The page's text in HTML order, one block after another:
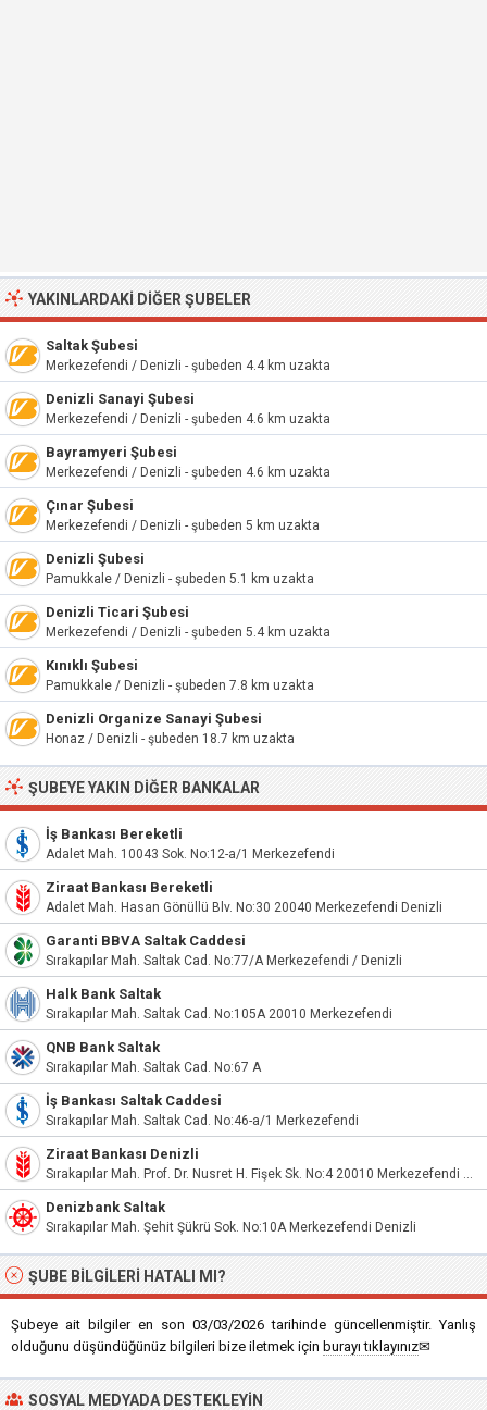
YAKINLARDAKI DIĞER ŞUBELER
Saltak Şubesi
Merkezefendi / Denizli - şubeden 4.4 km uzakta
Denizli Sanayi Şubesi
Merkezefendi / Denizli - şubeden 4.6 km uzakta
Bayramyeri Şubesi
Merkezefendi / Denizli - şubeden 4.6 km uzakta
Çınar Şubesi
Merkezefendi / Denizli - şubeden 5 km uzakta
Denizli Şubesi
Pamukkale / Denizli - şubeden 5.1 km uzakta
Denizli Ticari Şubesi
Merkezefendi / Denizli - şubeden 5.4 km uzakta
Kınıklı Şubesi
Pamukkale / Denizli - şubeden 7.8 km uzakta
Denizli Organize Sanayi Şubesi
Honaz / Denizli - şubeden 18.7 km uzakta
ŞUBEYE YAKIN DIĞER BANKALAR
İş Bankası Bereketli
Adalet Mah. 10043 Sok. No:12-a/1 Merkezefendi
Ziraat Bankası Bereketli
Adalet Mah. Hasan Gönüllü Blv. No:30 20040 Merkezefendi Denizli
Garanti BBVA Saltak Caddesi
Sırakapılar Mah. Saltak Cad. No:77/A Merkezefendi / Denizli
Halk Bank Saltak
Sırakapılar Mah. Saltak Cad. No:105A 20010 Merkezefendi
QNB Bank Saltak
Sırakapılar Mah. Saltak Cad. No:67 A
İş Bankası Saltak Caddesi
Sırakapılar Mah. Saltak Cad. No:46-a/1 Merkezefendi
Ziraat Bankası Denizli
Sırakapılar Mah. Prof. Dr. Nusret H. Fişek Sk. No:4 20010 Merkezefendi Denizli
Denizbank Saltak
Sırakapılar Mah. Şehit Şükrü Sok. No:10A Merkezefendi Denizli
ŞUBE BILGILERI HATALI MI?
Şubeye ait bilgiler en son 03/03/2026 tarihinde güncellenmiştir. Yanlış
olduğunu düşündüğünüz bilgileri bize iletmek için burayı tıklayınız✉
SOSYAL MEDYADA DESTEKLEYIN